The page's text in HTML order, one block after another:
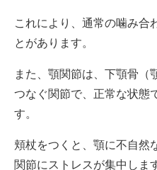
これにより、通常の噛み合
とがあります。
また、顎関節は、下顎骨（
つなぐ関節で、正常な状態
す。
頬杖をつくと、顎に不自然
関節にストレスが集中しま